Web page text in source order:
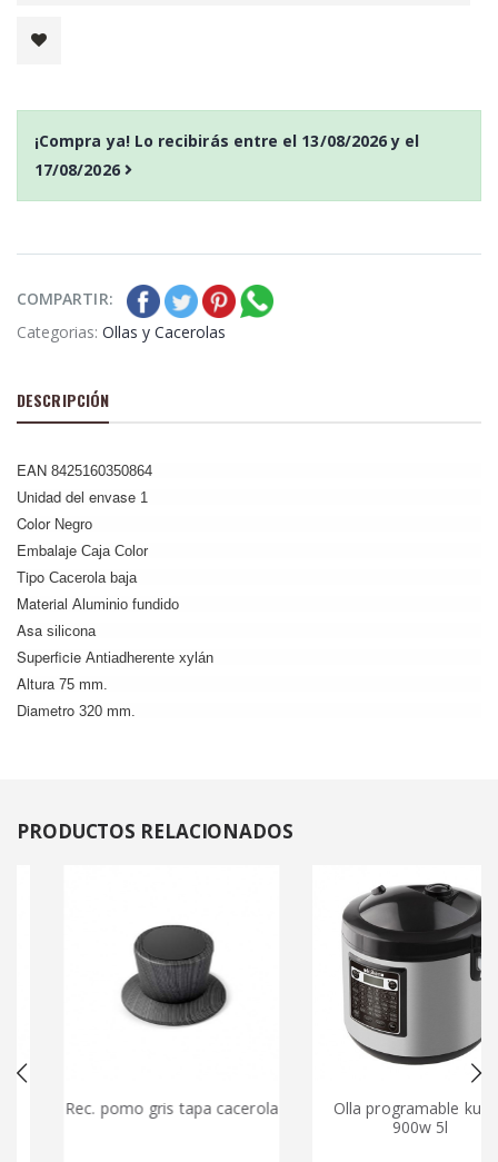
¡Compra ya! Lo recibirás entre el 13/08/2026y el
17/08/2026
COMPARTIR:
Categorias: Ollas y Cacerolas
DESCRIPCIÓN
EAN 8425160350864
Unidad del envase 1
Color Negro
Embalaje Caja Color
Tipo Cacerola baja
Material Aluminio fundido
Asa silicona
Superficie Antiadherente xylán
Altura 75 mm.
Diametro 320 mm.
PRODUCTOS RELACIONADOS
Rec. pomo gris tapa cacerola
Olla programable kuken
900w 5l